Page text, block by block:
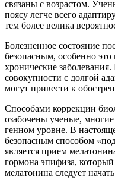
связаны с возрастом.
поясу легче всего
тем более велика
Болезненное состояние
безопасным, особенно
хронические
совокупности с долгой
могут привести к
Способами коррекции
озабочены ученые,
генном уровне. В
безопасным способом
является прием
гормона эпифиза,
мелатонина следует